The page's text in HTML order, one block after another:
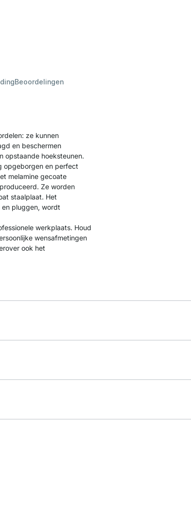
Beoordelingen
ze kunnen
en beschermen
opstaande hoeksteunen.
opgeborgen en perfect
melamine gecoate
Ze worden
staalplaat. Het
pluggen, wordt
werkplaats. Houd
wensafmetingen
ook het